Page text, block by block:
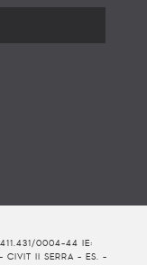
0004-44 IE:
CIVIT II SERRA - ES. -